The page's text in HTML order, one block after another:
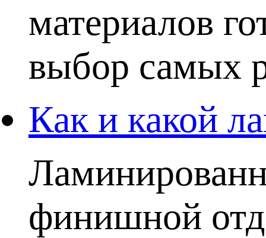
материалов
выбор самых
Как и какой
финишной